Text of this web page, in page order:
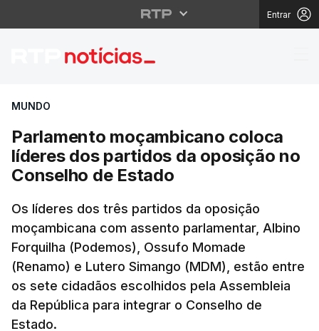
Entrar
Parlamento
MUNDO
Parlamento moçambicano coloca
líderes dos partidos da oposição no
Conselho de Estado
Os líderes dos três partidos da oposição
moçambicana com assento parlamentar, Albino
Forquilha (Podemos), Ossufo Momade
(Renamo) e Lutero Simango (MDM), estão entre
os sete cidadãos escolhidos pela Assembleia
da República para integrar o Conselho de
Estado.